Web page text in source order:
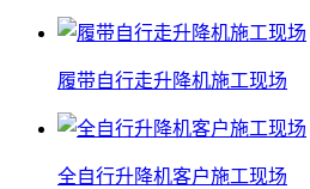
履带自行走升降机施工现场
全自行升降机客户施工现场